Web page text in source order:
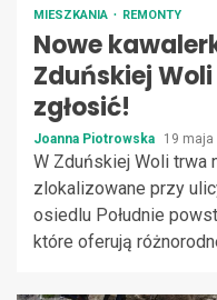
MIESZKANIA REMONTY
Nowe
Zduńskiej
zgłosić!
Joanna Piotrowska 19 maja
W Zduńskiej Woli trwa
zlokalizowane przy
osiedlu Południe
które oferują